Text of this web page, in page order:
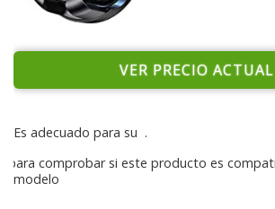
VER PRECIO ACTUAL
Es adecuado para su .
para comprobar si este producto es
modelo